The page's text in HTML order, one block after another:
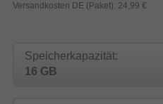
Versandkosten DE (Paket): 24,99 €
Speicherkapazität:
16 GB